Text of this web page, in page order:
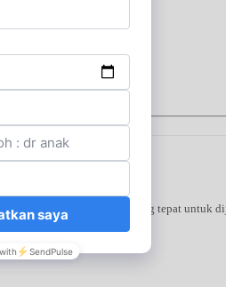
Merupakan pilihan yang tepat untuk